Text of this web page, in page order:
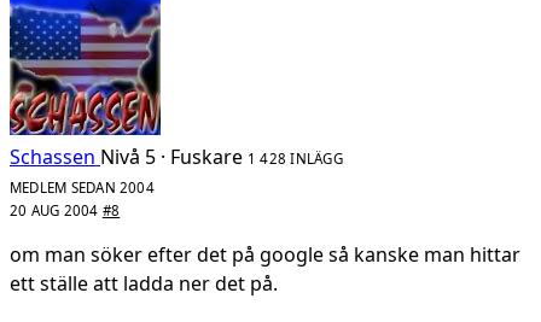
Schassen Nivå 5 · Fuskare 1 428 INLÄGG
MEDLEM SEDAN 2004
20 AUG 2004 #8
om man söker efter det på google så kanske man hittar
ett ställe att ladda ner det på.